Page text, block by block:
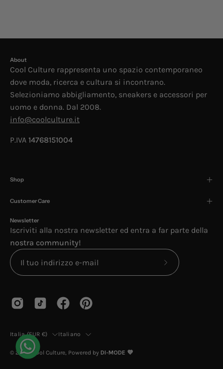
About
Cool Culture rappresenta uno spazio contemporaneo
dove moda, ricerca e cultura si incontrano.
Selezioniamo abbigliamento, sneakers e accessori per
uomo e donna. Dal 2008.
info@coolculture.it
P.IVA 14768151004
Shop
Customer Care
Newsletter
Iscriviti alla nostra newsletter ed entra a far parte della
nostra community!
Iscriviti
Paese
Italia (EUR €) Lingua
Italiano
© 2026,Cool Culture, Powered by DI-MODE 💜